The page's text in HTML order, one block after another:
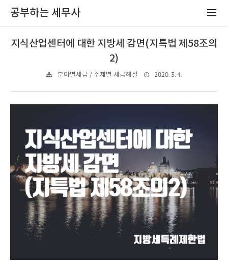
공부하는 세무사
지식산업센터에 대한 지방세 감면(지특법 제58조의
2)
분야별세금 / 주제별 세금해설 2020. 3. 4.